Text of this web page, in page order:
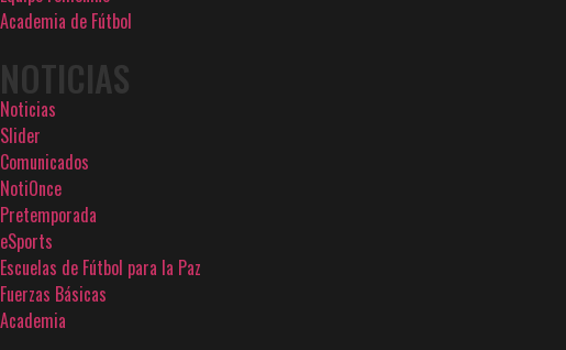
Academia de Fútbol
NOTICIAS
Noticias
Slider
Comunicados
NotiOnce
Pretemporada
eSports
Escuelas de Fútbol para la Paz
Fuerzas Básicas
Academia